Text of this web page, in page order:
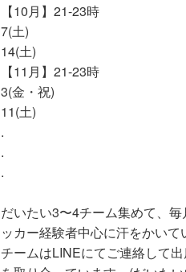
【10月】21-23時
7(土)
14(土)
【11月】21-23時
3(金・祝)
11(土)
.
.
.
だいたい3〜4チーム集めて、
ッカー経験者中心に汗をかい
チームはLINEにてご連絡して